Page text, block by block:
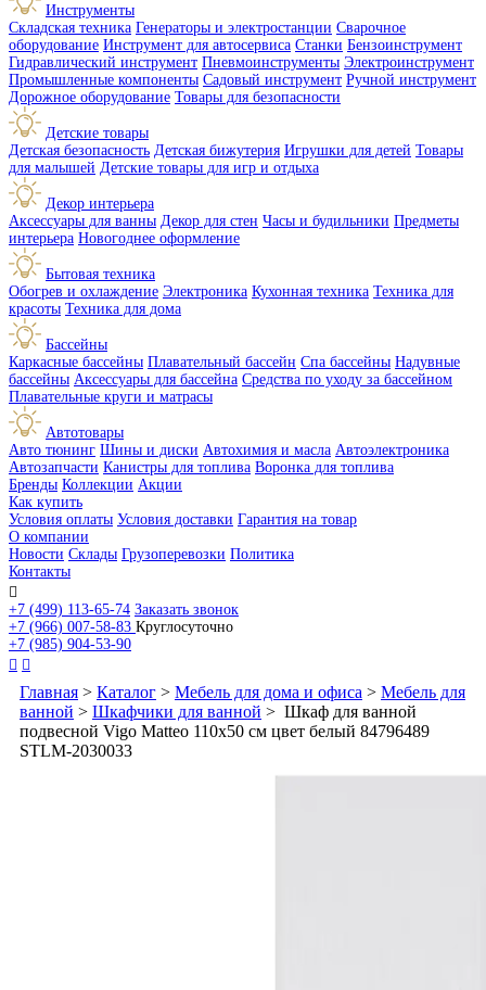
Инструменты
Складская техника Генераторы и электростанции Сварочное
оборудование Инструмент для автосервиса Станки Бензоинструмент
Гидравлический инструмент Пневмоинструменты Электроинструмент
Промышленные компоненты Садовый инструмент Ручной инструмент
Дорожное оборудование Товары для безопасности
Детские товары
Детская безопасность Детская бижутерия Игрушки для детей Товары
для малышей Детские товары для игр и отдыха
Декор интерьера
Аксессуары для ванны Декор для стен Часы и будильники Предметы
интерьера Новогоднее оформление
Бытовая техника
Обогрев и охлаждение Электроника Кухонная техника Техника для
красоты Техника для дома
Бассейны
Каркасные бассейны Плавательный бассейн Спа бассейны Надувные
бассейны Аксессуары для бассейна Средства по уходу за бассейном
Плавательные круги и матрасы
Автотовары
Авто тюнинг Шины и диски Автохимия и масла Автоэлектроника
Автозапчасти Канистры для топлива Воронка для топлива
Бренды Коллекции Акции
Как купить
Условия оплаты Условия доставки Гарантия на товар
О компании
Новости Склады Грузоперевозки Политика
Контакты

+7 (499) 113-65-74 Заказать звонок
+7 (966) 007-58-83 Круглосуточно
+7 (985) 904-53-90
 
Главная > Каталог > Мебель для дома и офиса > Мебель для
ванной > Шкафчики для ванной > Шкаф для ванной
подвесной Vigo Matteo 110x50 см цвет белый 84796489
STLM-2030033